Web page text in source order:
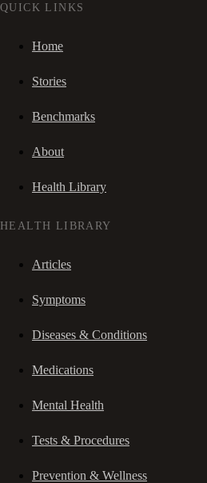
QUICK LINKS
Home
Stories
Benchmarks
About
Health Library
HEALTH LIBRARY
Articles
Symptoms
Diseases & Conditions
Medications
Mental Health
Tests & Procedures
Prevention & Wellness